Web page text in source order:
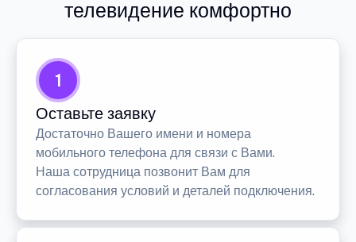
телевидение комфортно
1
Оставьте заявку
Достаточно Вашего имени и номера
мобильного телефона для связи с Вами.
Наша сотрудница позвонит Вам для
согласования условий и деталей подключения.